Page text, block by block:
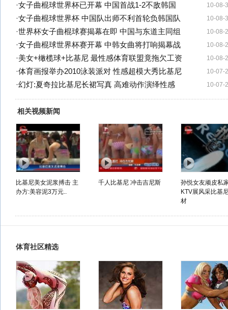
10-08-
·女子曲棍球世界杯已开幕 中国首战1-2不敌韩国
10-08-
·女子曲棍球世界杯 中国队出师不利首轮负韩国队
10-08-
·世界杯女子曲棍球赛揭幕在即 中国与东道主同组
10-08-
·女子曲棍球世界杯赛开幕 中韩女曲将打响揭幕战
10-08-
·美女+橄榄球+比基尼 最性感体育联盟竟拖欠工资
10-07-
·体育画报举办2010泳装派对 性感超模大秀比基尼
10-07-
·幻灯:夏奇拉比基尼长裙写真 高难动作演绎性感
相关视频新闻
比基尼美女泥浆搏击 主
办方:美容泥3万元..
千人比基尼 冲击吉尼斯
孙悦女友顽皮私
KTV展风采比基
材
体育社区精选